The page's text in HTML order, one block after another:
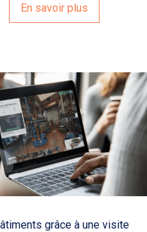
En savoir plus
grâce à une visite